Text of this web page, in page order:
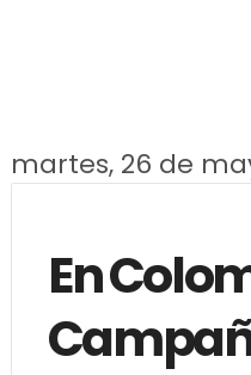
martes, 26 de
En